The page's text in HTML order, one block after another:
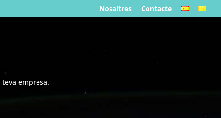
Nosaltres Contacte
empresa.